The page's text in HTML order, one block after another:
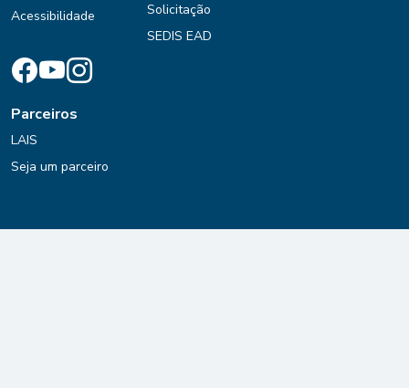
Acessibilidade
Solicitação
SEDIS EAD
Parceiros
LAIS
Seja um parceiro